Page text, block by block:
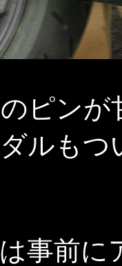
ピンが
ルも
事前に